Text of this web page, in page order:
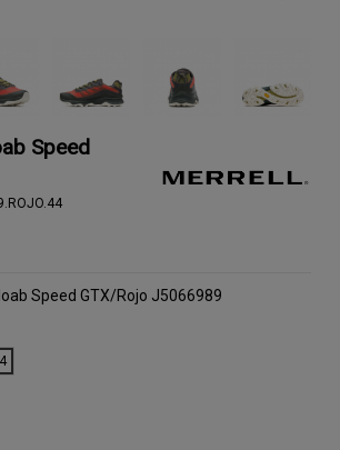
Speed
Speed GTX/Rojo J5066989